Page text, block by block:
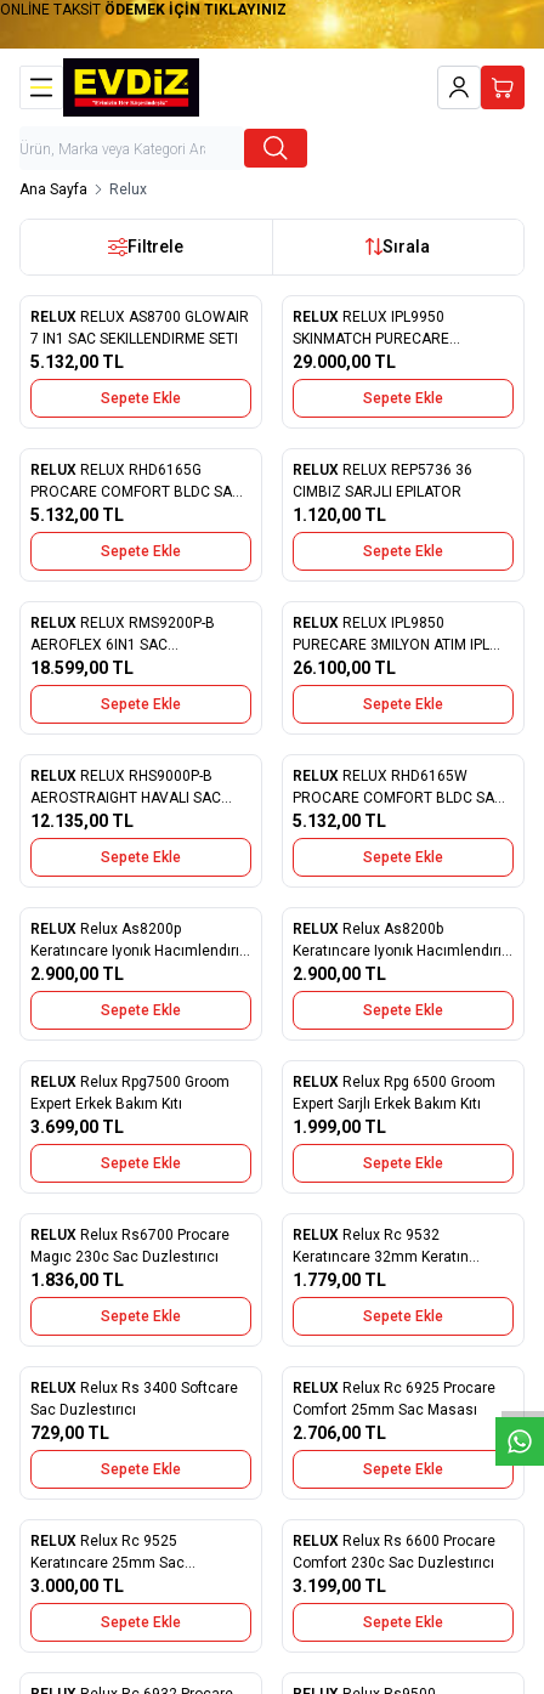
W
h
a
t
s
a
p
p
D
e
s
e
H
a
t
t
ONLİNE TAKSİT ÖDEMEK İÇİN TIKLAYINIZ
Hesabım
Ana Sayfa Relux
Filtrele Sırala
Yeni
Favorilere Ekle
RELUX RELUX AS8700 GLOWAIR
7 IN1 SAC SEKILLENDIRME SETI
5.132,00 TL
Sepete Ekle
Favorilere Ekle
RELUX RELUX IPL9950
SKINMATCH PURECARE
3.000.000 ATIM LAZER
EPILASYON CIHAZI
29.000,00 TL
Sepete Ekle
Favorilere Ekle
RELUX RELUX RHD6165G
PROCARE COMFORT BLDC SAC
KURUTMA MAKINESI 1650W
5.132,00 TL
Sepete Ekle
Favorilere Ekle
RELUX RELUX REP5736 36
CIMBIZ SARJLI EPILATOR
1.120,00 TL
Sepete Ekle
Favorilere Ekle
RELUX RELUX RMS9200P-B
AEROFLEX 6IN1 SAC
SEKILLENDIRICI
18.599,00 TL
Sepete Ekle
Favorilere Ekle
RELUX RELUX IPL9850
PURECARE 3MILYON ATIM IPL
LAZER EPILASYON CIHAZI
26.100,00 TL
Sepete Ekle
Favorilere Ekle
RELUX RELUX RHS9000P-B
AEROSTRAIGHT HAVALI SAC
DUZLESTIRICI
12.135,00 TL
Sepete Ekle
Favorilere Ekle
RELUX RELUX RHD6165W
PROCARE COMFORT BLDC SAC
KURUTMA MAKINESI 1650W
5.132,00 TL
Sepete Ekle
Yeni
Favorilere Ekle
RELUX Relux As8200p
Keratıncare Iyonık Hacımlendırıcı
Ve Sekıllendırıcı Sac Kurutma
Makınesı
2.900,00 TL
Sepete Ekle
Yeni
Favorilere Ekle
RELUX Relux As8200b
Keratıncare Iyonık Hacımlendırıcı
Ve Sekıllendırıcı Sac Kurutma
Makınesı
2.900,00 TL
Sepete Ekle
Yeni
Favorilere Ekle
RELUX Relux Rpg7500 Groom
Expert Erkek Bakım Kıtı
3.699,00 TL
Sepete Ekle
Favorilere Ekle
RELUX Relux Rpg 6500 Groom
Expert Sarjlı Erkek Bakım Kıtı
1.999,00 TL
Sepete Ekle
Favorilere Ekle
RELUX Relux Rs6700 Procare
Magıc 230c Sac Duzlestırıcı
1.836,00 TL
Sepete Ekle
Favorilere Ekle
RELUX Relux Rc 9532
Keratıncare 32mm Keratın
Korumalı Sac Sekıllendırıcı
1.779,00 TL
Sepete Ekle
Favorilere Ekle
RELUX Relux Rs 3400 Softcare
Sac Duzlestırıcı
729,00 TL
Sepete Ekle
Favorilere Ekle
RELUX Relux Rc 6925 Procare
Comfort 25mm Sac Masası
2.706,00 TL
Sepete Ekle
Favorilere Ekle
RELUX Relux Rc 9525
Keratıncare 25mm Sac
Sekıllendırıcı
3.000,00 TL
Sepete Ekle
Favorilere Ekle
RELUX Relux Rs 6600 Procare
Comfort 230c Sac Duzlestırıcı
3.199,00 TL
Sepete Ekle